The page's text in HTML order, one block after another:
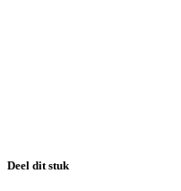
Deel dit stuk